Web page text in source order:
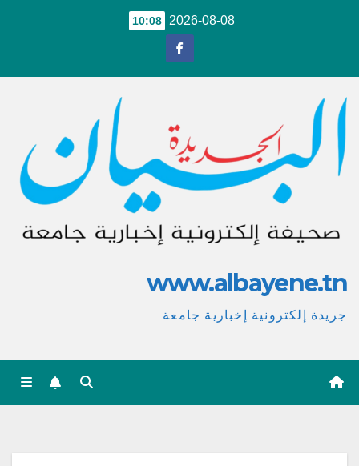
2026-08-08
10:08
www.albayene.tn
جريدة إلكترونية إخبارية جامعة